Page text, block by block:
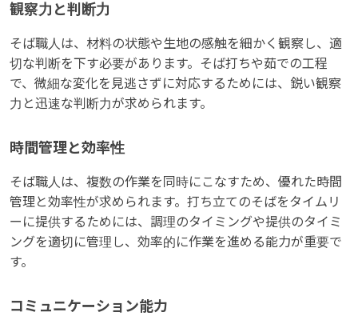
観察力と判断力
そば職人は、材料の状態や生地の感触を細かく観察し、適
切な判断を下す必要があります。そば打ちや茹での工程
で、微細な変化を見逃さずに対応するためには、鋭い観察
力と迅速な判断力が求められます。
時間管理と効率性
そば職人は、複数の作業を同時にこなすため、優れた時間
管理と効率性が求められます。打ち立てのそばをタイムリ
ーに提供するためには、調理のタイミングや提供のタイミ
ングを適切に管理し、効率的に作業を進める能力が重要で
す。
コミュニケーション能力